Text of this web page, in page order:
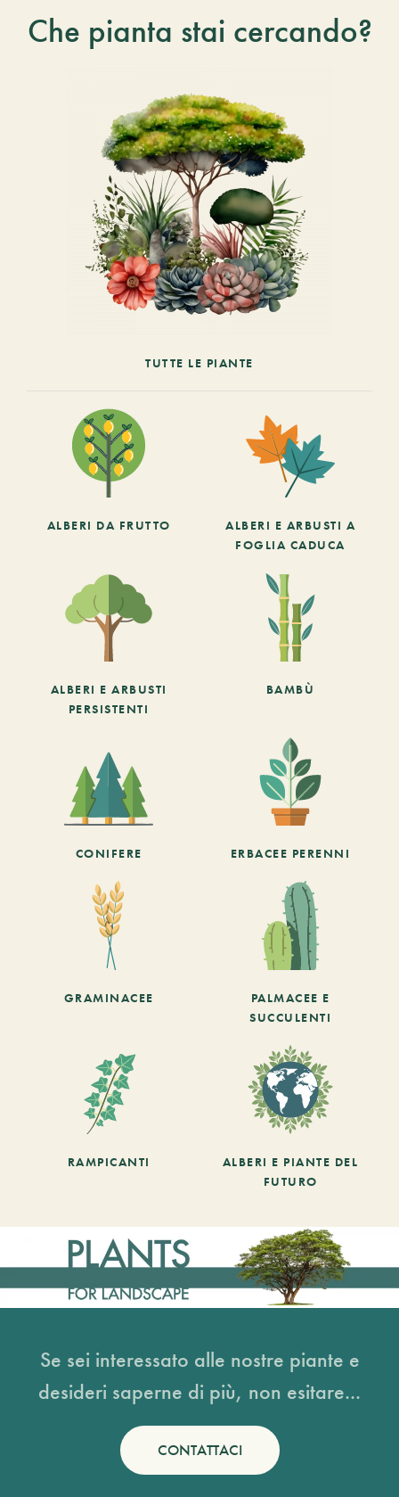
Che pianta stai cercando?
TUTTE LE PIANTE
ALBERI DA FRUTTO
ALBERI E ARBUSTI A
FOGLIA CADUCA
ALBERI E ARBUSTI
PERSISTENTI
BAMBÙ
CONIFERE ERBACEE PERENNI
GRAMINACEE
PALMACEE E
SUCCULENTI
RAMPICANTI
ALBERI E PIANTE DEL
FUTURO
Se sei interessato alle nostre piante e
desideri saperne di più, non esitare...
CONTATTACI